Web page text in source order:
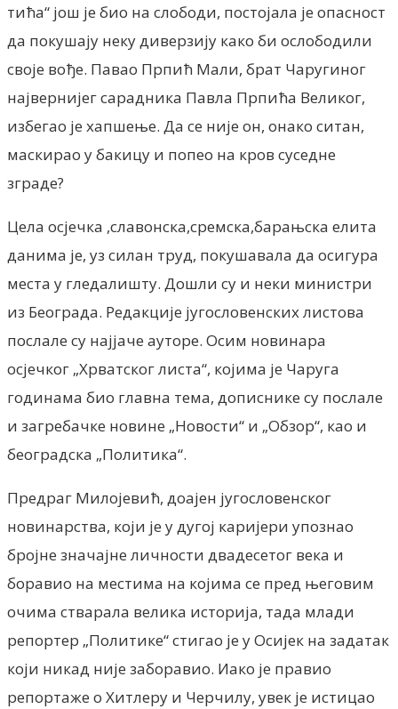
тића“ још је био на слободи, постојала је опасност
да покушају неку диверзију како би ослободили
своје вође. Павао Прпић Мали, брат Чаругиног
највернијег сарадника Павла Прпића Великог,
избегао је хапшење. Да се није он, онако ситан,
маскирао у бакицу и попео на кров суседне
зграде?
Цела осјечка ,славонска,сремска,барањска елита
данима је, уз силан труд, покушавала да осигура
места у гледалишту. Дошли су и неки министри
из Београда. Редакције југословенских листова
послале су најјаче ауторе. Осим новинара
осјечког „Хрватског листа“, којима је Чаруга
годинама био главна тема, дописнике су послале
и загребачке новине „Новости“ и „Обзор“, као и
београдска „Политика“.
Предраг Милојевић, доајен југословенског
новинарства, који је у дугој каријери упознао
бројне значајне личности двадесетог века и
боравио на местима на којима се пред његовим
очима стварала велика историја, тада млади
репортер „Политике“ стигао је у Осијек на задатак
који никад није заборавио. Иако је правио
репортаже о Хитлеру и Черчилу, увек је истицао